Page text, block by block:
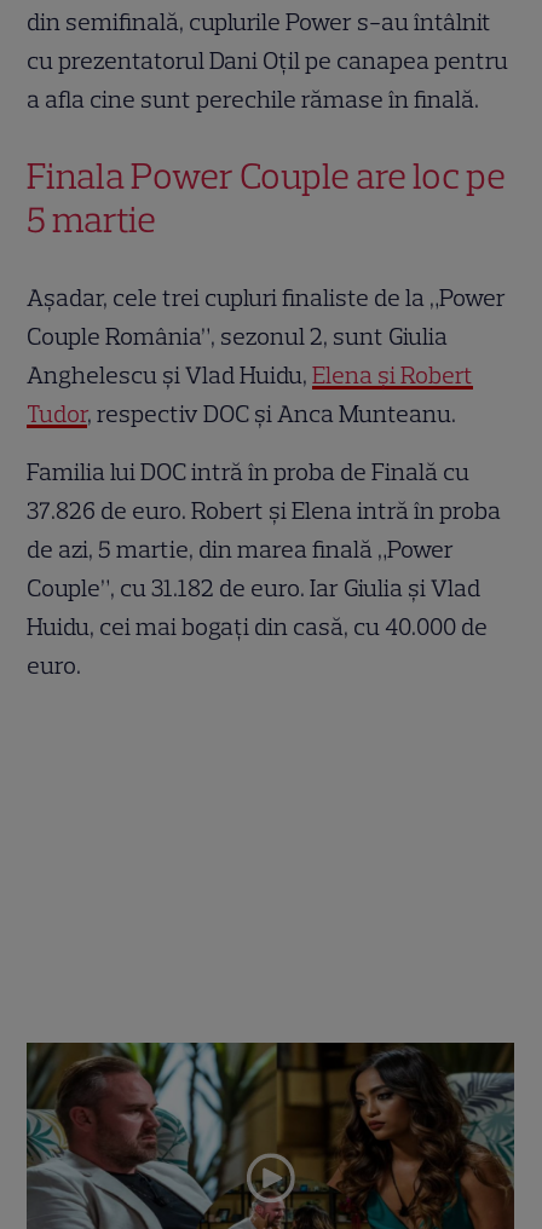
din semifinală, cuplurile Power s-au întâlnit
cu prezentatorul Dani Oțil pe canapea pentru
a afla cine sunt perechile rămase în finală.
Finala Power Couple are loc pe
5 martie
Așadar, cele trei cupluri finaliste de la „Power
Couple România”, sezonul 2, sunt Giulia
Anghelescu și Vlad Huidu,Elena și Robert
Tudor, respectiv DOC și Anca Munteanu.
Familia lui DOC intră în proba de Finală cu
37.826 de euro. Robert și Elena intră în proba
de azi, 5 martie, din marea finală „Power
Couple”, cu 31.182 de euro. Iar Giulia și Vlad
Huidu, cei mai bogați din casă, cu 40.000 de
euro.